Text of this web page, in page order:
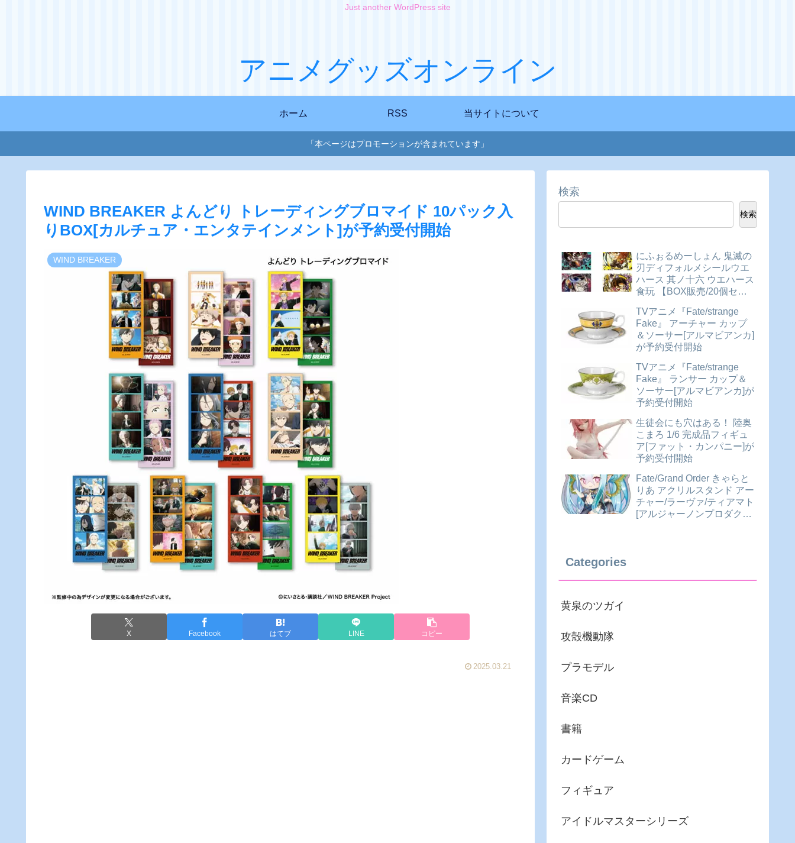
Just another WordPress site
アニメグッズオンライン
ホーム RSS 当サイトについて
「本ページはプロモーションが含まれています」
WIND BREAKER よんどり トレーディングブロマイド 10パック入
りBOX[カルチュア・エンタテインメント]が予約受付開始
WIND BREAKER
X Facebook はてブ LINE コピー
2025.03.21
検索
検索
にふぉるめーしょん 鬼滅の
刃ディフォルメシールウエ
ハース 其ノ十六 ウエハース
食玩 【BOX販売/20個セッ
TVアニメ『Fate/strange
Fake』 アーチャー カップ
＆ソーサー[アルマビアンカ]
が予約受付開始
TVアニメ『Fate/strange
Fake』 ランサー カップ＆
ソーサー[アルマビアンカ]が
予約受付開始
生徒会にも穴はある！ 陸奥
こまろ 1/6 完成品フィギュ
ア[ファット・カンパニー]が
予約受付開始
Fate/Grand Order きゃらと
りあ アクリルスタンド アー
チャー/ラーヴァ/ティアマト
[アルジャーノンプロダクト]
Categories
黄泉のツガイ
攻殻機動隊
プラモデル
音楽CD
書籍
カードゲーム
フィギュア
アイドルマスターシリーズ